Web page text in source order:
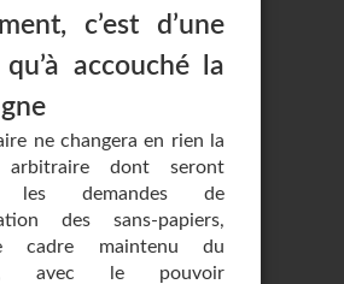
c’est d’une
accouché la
ne changera en rien la
arbitraire dont seront
les demandes de
des sans-papiers,
cadre maintenu du
avec le pouvoir